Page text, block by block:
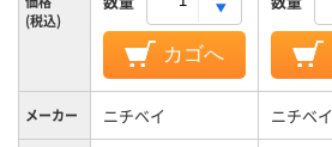
(税込)
カゴへ
メーカー ニチベイ ニチベイ